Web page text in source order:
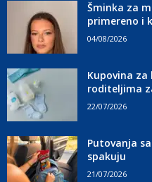
Šminka za
primereno i
04/08/2026
Kupovina
roditeljima
22/07/2026
Putovanja
spakuju
21/07/2026